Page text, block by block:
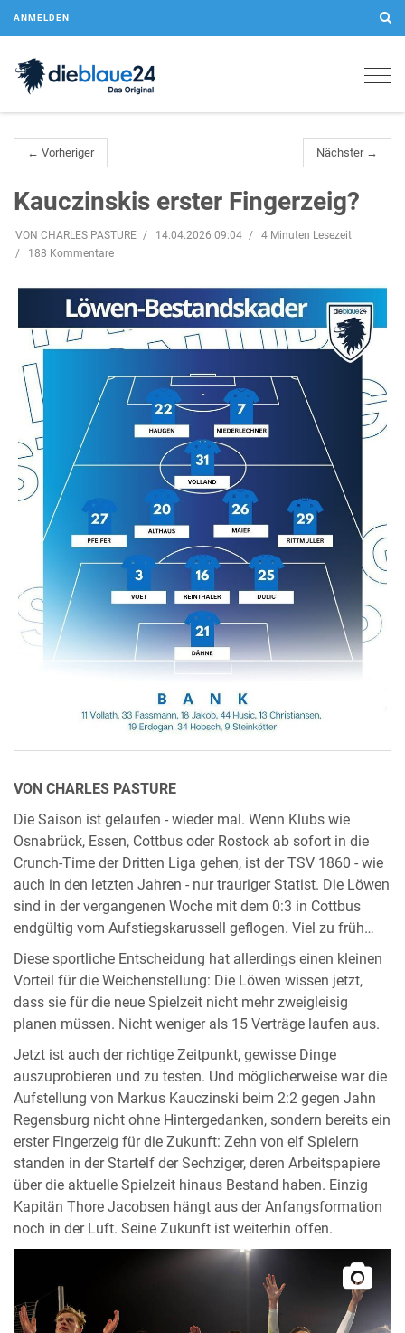
ANMELDEN
← Vorheriger Nächster →
Kauczinskis erster Fingerzeig?
VON CHARLES PASTURE 14.04.2026 09:04
4 Minuten Lesezeit
188 Kommentare
VON CHARLES PASTURE
Die Saison ist gelaufen - wieder mal. Wenn Klubs wie
Osnabrück, Essen, Cottbus oder Rostock ab sofort in die
Crunch-Time der Dritten Liga gehen, ist der TSV 1860 - wie
auch in den letzten Jahren - nur trauriger Statist. Die Löwen
sind in der vergangenen Woche mit dem 0:3 in Cottbus
endgültig vom Aufstiegskarussell geflogen. Viel zu früh…
Diese sportliche Entscheidung hat allerdings einen kleinen
Vorteil für die Weichenstellung: Die Löwen wissen jetzt,
dass sie für die neue Spielzeit nicht mehr zweigleisig
planen müssen. Nicht weniger als 15 Verträge laufen aus.
Jetzt ist auch der richtige Zeitpunkt, gewisse Dinge
auszuprobieren und zu testen. Und möglicherweise war die
Aufstellung von Markus Kauczinski beim 2:2 gegen Jahn
Regensburg nicht ohne Hintergedanken, sondern bereits ein
erster Fingerzeig für die Zukunft: Zehn von elf Spielern
standen in der Startelf der Sechziger, deren Arbeitspapiere
über die aktuelle Spielzeit hinaus Bestand haben. Einzig
Kapitän Thore Jacobsen hängt aus der Anfangsformation
noch in der Luft. Seine Zukunft ist weiterhin offen.